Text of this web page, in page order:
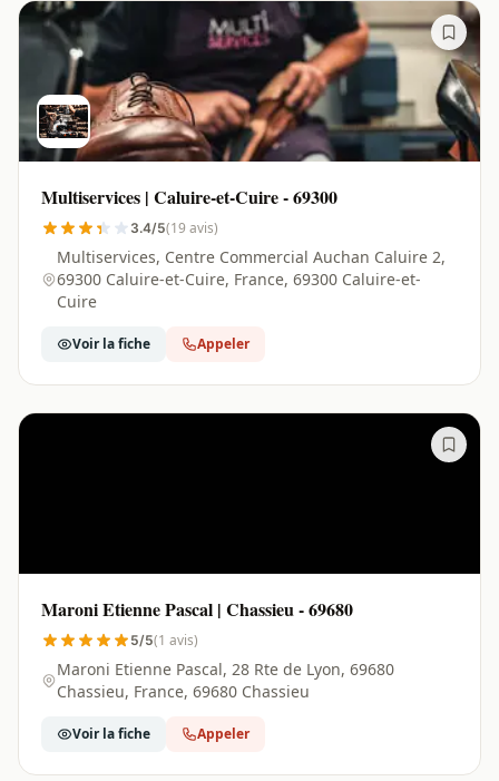
Multiservices | Caluire-et-Cuire - 69300
3.4/5(19 avis)
Multiservices, Centre Commercial Auchan Caluire 2,
69300 Caluire-et-Cuire, France, 69300 Caluire-et-
Cuire
Voir la fiche Appeler
Maroni Etienne Pascal | Chassieu - 69680
5/5(1 avis)
Maroni Etienne Pascal, 28 Rte de Lyon, 69680
Chassieu, France, 69680 Chassieu
Voir la fiche Appeler